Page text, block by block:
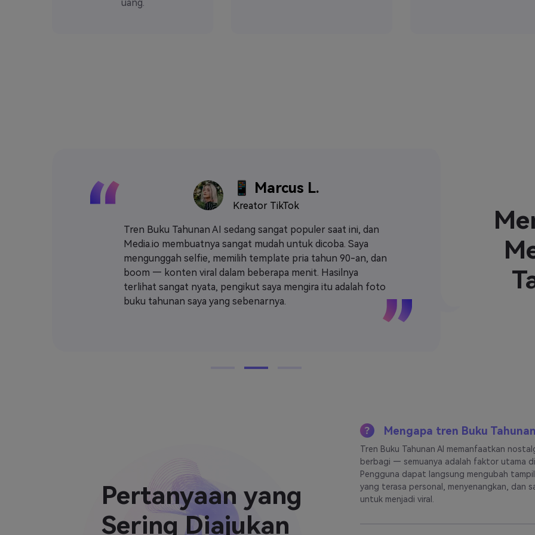
uang.
📱 Marcus L.
Kreator TikTok
Tren Buku Tahunan AI sedang sangat populer saat ini, dan
Media.io membuatnya sangat mudah untuk dicoba. Saya
mengunggah selfie, memilih template pria tahun 90-an, dan
boom — konten viral dalam beberapa menit. Hasilnya
terlihat sangat nyata, pengikut saya mengira itu adalah foto
buku tahunan saya yang sebenarnya.
Kami
untuk
Potret yang
tanpa perlu
sempurna
Pertanyaan yang
Sering Diajukan
Mengapa tren Buku
Tren Buku Tahunan AI memanfaatkan
berbagi — semuanya adalah faktor utama
Pengguna dapat langsung mengubah
yang terasa personal, menyenangkan, dan
untuk menjadi viral.